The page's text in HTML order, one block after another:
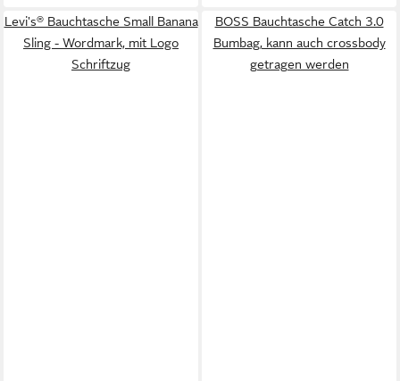
Levi's® Bauchtasche Small Banana
Sling - Wordmark, mit Logo
Schriftzug
BOSS Bauchtasche Catch 3.0
Bumbag, kann auch crossbody
getragen werden